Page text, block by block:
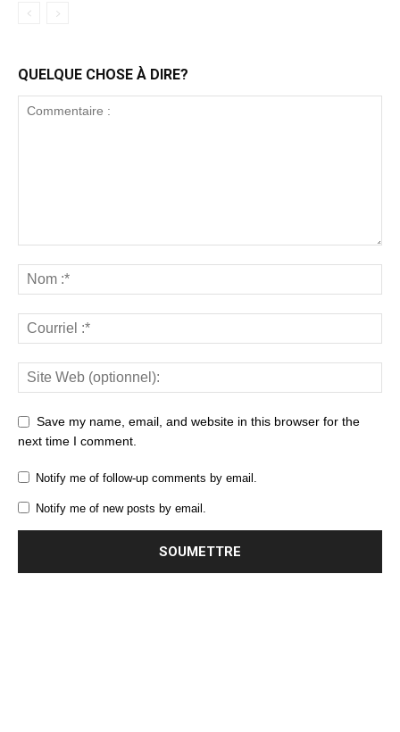
QUELQUE CHOSE À DIRE?
Save my name, email, and website in this browser for the
next time I comment.
Notify me of follow-up comments by email.
Notify me of new posts by email.